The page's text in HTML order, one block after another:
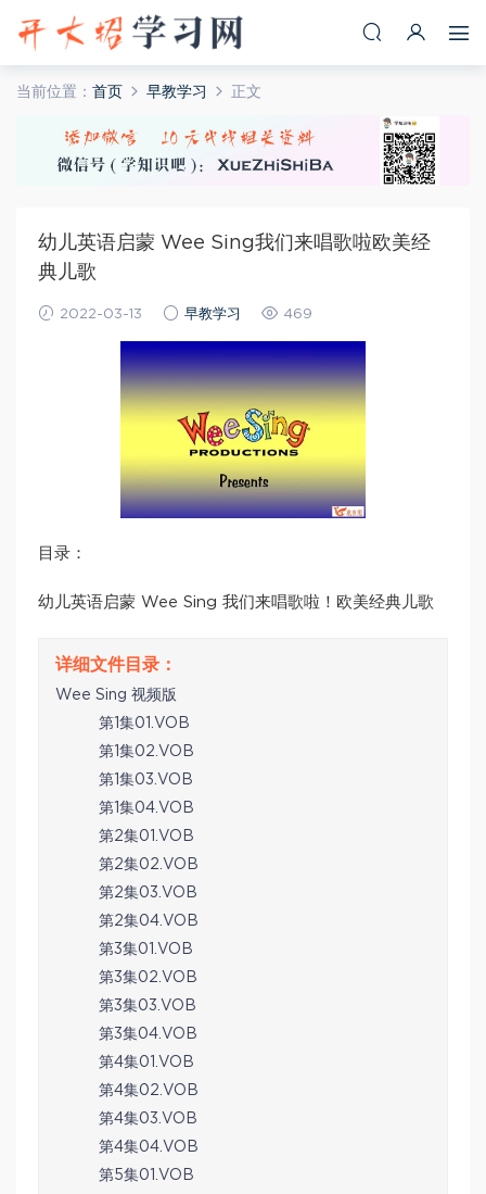
当前位置： 首页 早教学习 正文
幼儿英语启蒙 Wee Sing我们来唱歌啦欧美经
典儿歌
2022-03-13 早教学习 469
目录：
幼儿英语启蒙 Wee Sing 我们来唱歌啦！欧美经典儿歌
Wee Sing 视频版
第1集01.VOB
第1集02.VOB
第1集03.VOB
第1集04.VOB
第2集01.VOB
第2集02.VOB
第2集03.VOB
第2集04.VOB
第3集01.VOB
第3集02.VOB
第3集03.VOB
第3集04.VOB
第4集01.VOB
第4集02.VOB
第4集03.VOB
第4集04.VOB
第5集01.VOB